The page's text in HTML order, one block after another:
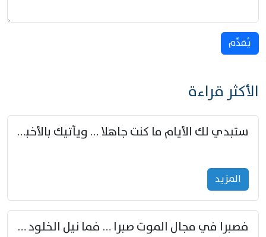
يُقدِّم
الأكثر قراءة
ستبدي لك الأيام ما كنت جاهلا … ويأتيك بالأخبار من لم تزوّد
المزید
فصبرا في مجال الموت صبرا … فما نيل الخلود بمستطاع